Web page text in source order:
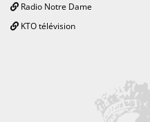
Radio Notre Dame
KTO télévision